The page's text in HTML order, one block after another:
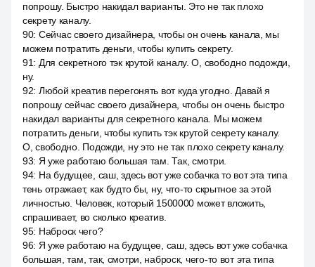
попрошу. Быстро накидал варианты. Это не так плохо
секрету каналу.
90: Сейчас своего дизайнера, чтобы он очень канала, мы
можем потратить деньги, чтобы купить секрету.
91: Для секретного тэк крутой каналу. О, свободно подожди,
ну.
92: Любой креатив перегонять вот куда угодно. Давай я
попрошу сейчас своего дизайнера, чтобы он очень быстро
накидал варианты для секретного канала. Мы можем
потратить деньги, чтобы купить тэк крутой секрету каналу.
О, свободно. Подожди, ну это не так плохо секрету каналу.
93: Я уже работаю большая там. Так, смотри.
94: На будущее, саш, здесь вот уже собачка то вот эта типа
тень отражает, как будто бы, ну, что-то скрытное за этой
личностью. Человек, который 1500000 может вложить,
спрашивает, во сколько креатив.
95: Наброск чего?
96: Я уже работаю на будущее, саш, здесь вот уже собачка
большая, там, так, смотри, наброск, чего-то вот эта типа